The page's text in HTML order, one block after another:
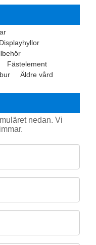
Displayhyllor
Fästelement
Äldre vård
nedan. Vi